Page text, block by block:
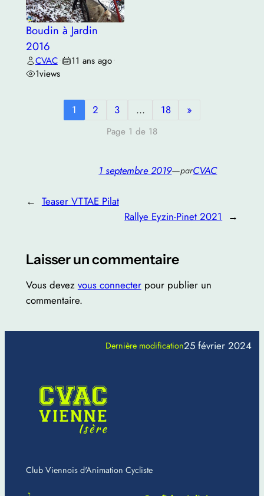
Boudin à Jardin
2016
CVAC 11 ans ago
1views
1 2 3 … 18 »
Page 1 de 18
1 septembre 2019—parCVAC
← Teaser VTTAE Pilat
Rallye Eyzin-Pinet 2021
→
Laisser un commentaire
Vous devez vous connecterpour publier un
commentaire.
Dernière modification25 février 2024
Club Viennois d'Animation Cycliste